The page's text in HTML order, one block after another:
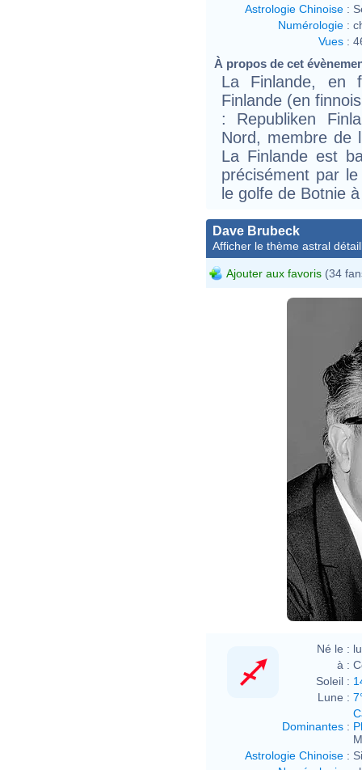
Astrologie Chinoise :
Numérologie :
Vues :
À propos de cet
La Finlande, en
Finlande (en
: Republiken
Nord, membre de
La Finlande est
précisément par
le golfe de Botnie
Dave Brubeck
Afficher le thème astral
Ajouter aux favoris (34
Né le :
à :
Soleil :
Lune :
Dominantes :
Astrologie Chinoise :